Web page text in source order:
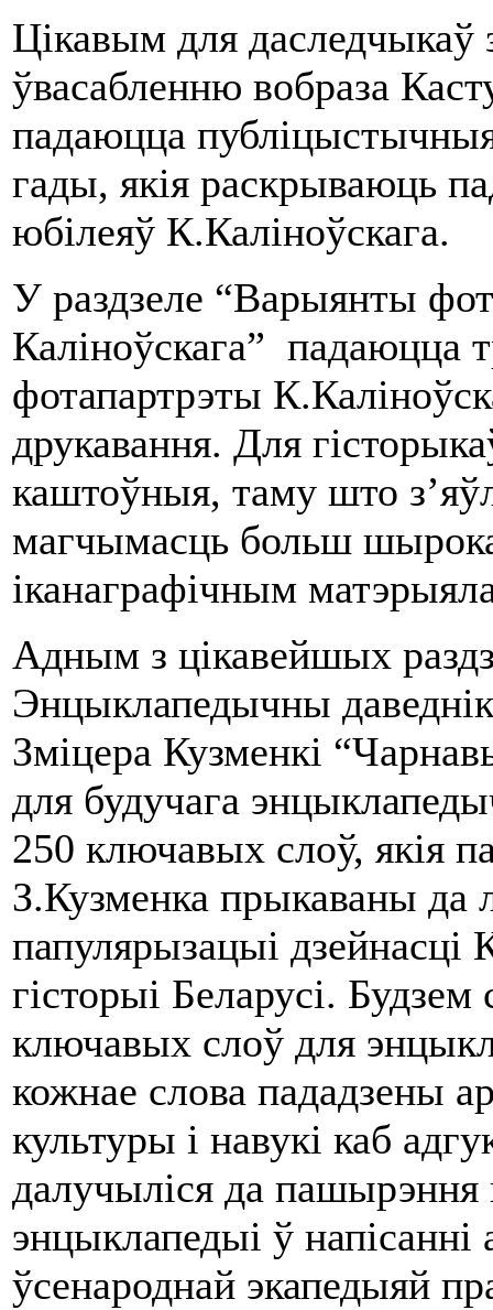
Цікавым для даследчыкаў
ўвасабленню вобраза
падаюцца
гады, якія раскрываюць
юбілеяў К.Каліноўскага.
У раздзеле “Варыянты
Каліноўскага” падаюцца
фотапартрэты
друкавання. Для
каштоўныя, таму што
магчымасць больш
іканаграфічным
Адным з цікавейшых
Энцыклапедычны
Зміцера Кузменкі
для будучага
250 ключавых слоў, якія
З.Кузменка прыкаваны да
папулярызацыі дзейнасці
гісторыі Беларусі.
ключавых слоў для
кожнае слова пададзены
культуры і навукі каб
далучыліся да пашырэння
энцыклапедыі ў напісанні
ўсенароднай экапедыяй